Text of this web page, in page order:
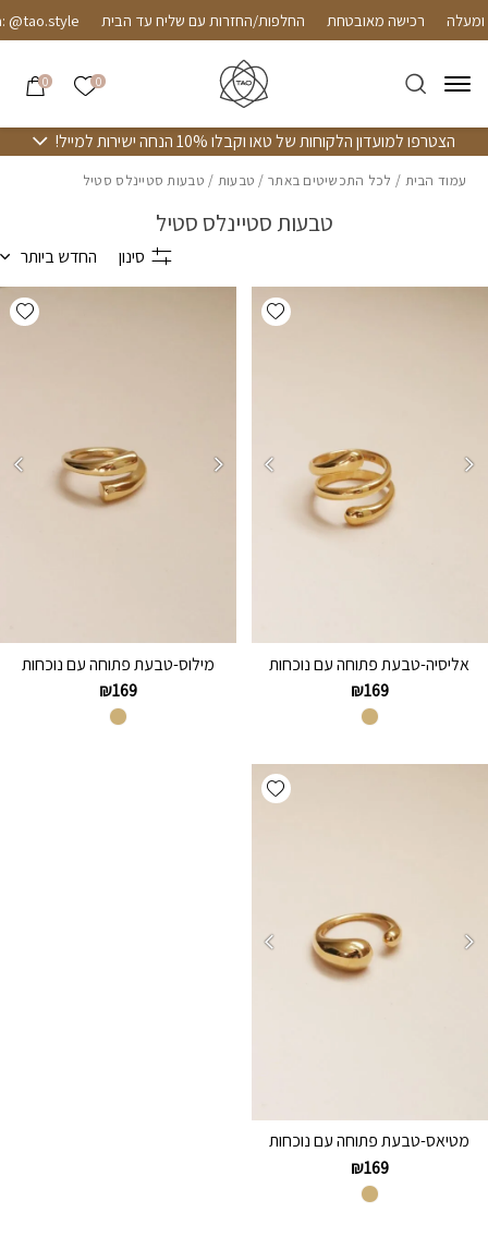
Skip to Contentרכישה מאובטחת החלפות/החזרות עם שליח עד הבית
0 הרשימה
0
הצטרפו למועדון הלקוחות של טאו וקבלו 10% הנחה ישירות למייל!
עמוד הבית / לכל התכשיטים באתר / טבעות / טבעות סטיינלס סטיל
טבעות סטיינלס סטיל
סינון החדש ביותר
Add wishlist
אליסיה-טבעת פתוחה עם נוכחות
₪169
מילוס-טבעת פתוחה עם נוכחות
₪169
Add wishlist
מטיאס-טבעת פתוחה עם נוכחות
₪169
בחזרה למעלה